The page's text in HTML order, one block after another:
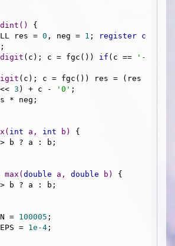
()
{
LL res = 0 , neg = 1 ; register c
(c); c = fgc()) if (c ==
'-
(c); c = fgc()) res = (res
3 ) + c - '0' ;
* neg;
( int a, int b)
{
b ? a : b;
max (double a, double b)
{
b ? a : b;
= 100005
EPS = 1e-4 ;